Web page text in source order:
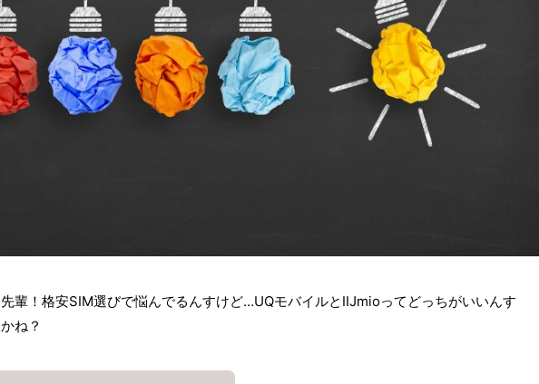
先輩！格安SIM選びで悩んでるんすけど…UQモバイルとIIJmioってどっちがいいんす
かね？